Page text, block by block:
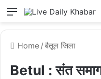
Menu
Home / बैतूल जिला
Betul : संत